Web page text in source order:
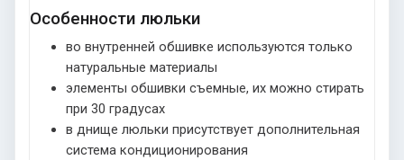
Особенности люльки
во внутренней обшивке используются только
натуральные материалы
элементы обшивки съемные, их можно стирать
при 30 градусах
в днище люльки присутствует дополнительная
система кондиционирования